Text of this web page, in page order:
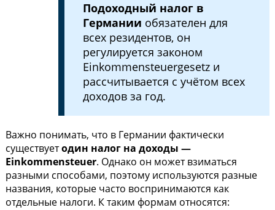
Подоходный налог в
Германии обязателен для
всех резидентов, он
регулируется законом
Einkommensteuergesetz и
рассчитывается с учётом всех
доходов за год.
Важно понимать, что в Германии фактически
существуетодин налог на доходы —
Einkommensteuer. Однако он может взиматься
разными способами, поэтому используются разные
названия, которые часто воспринимаются как
отдельные налоги. К таким формам относятся: